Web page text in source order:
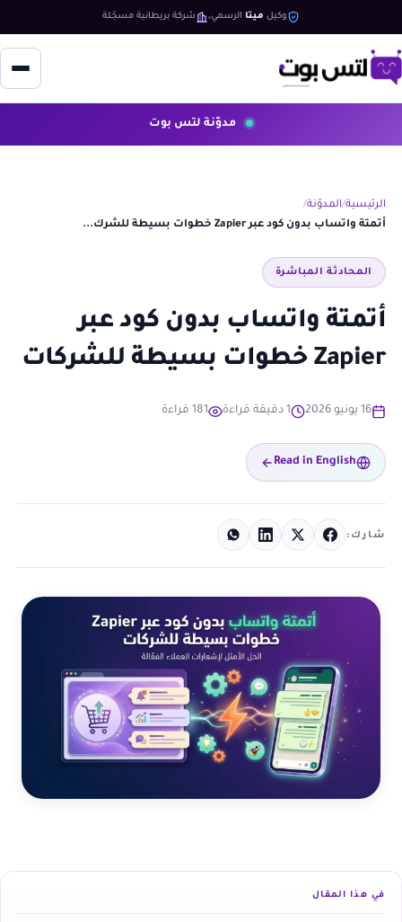
وكيل ميتا الرسمي شركة بريطانية مسجّلة
مدوّنة لتس بوت
الرئيسية المدوّنة
أتمتة واتساب بدون كود عبر Zapier خطوات بسيطة للشرك...
المحادثة المباشرة
أتمتة واتساب بدون كود عبر
Zapier خطوات بسيطة للشركات
16 يونيو 2026 1 دقيقة قراءة 181 قراءة
Read in English
شارك:
في هذا المقال